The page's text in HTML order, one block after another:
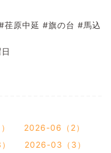
原中延 #旗の台 #馬込
2026-06（2）
2026-03（3）